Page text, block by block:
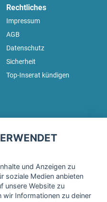
Rechtliches
Impressum
AGB
Datenschutz
Sicherheit
Top-Inserat kündigen
ein und erhalte regelmäßig
und Anzeigen zu
soziale Medien anbieten
unsere Website zu
wir Informationen zu deiner